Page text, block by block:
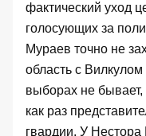
фактический уход
голосующих за
Мураев точно не
область с
выборах не
как раз
гвардии. У